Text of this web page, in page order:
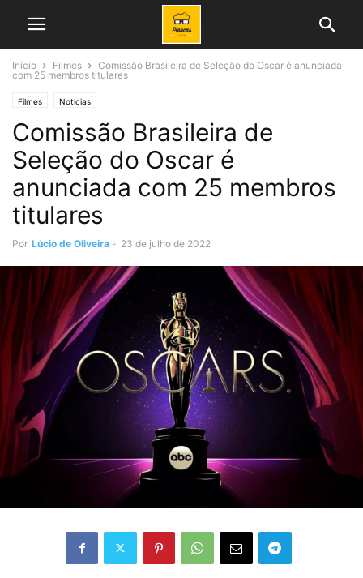
Início Filmes
Comissão Brasileira de Seleção do Oscar é anunciada
com 25 membros titulares
Filmes Noticias
Comissão Brasileira de
Seleção do Oscar é
anunciada com 25 membros
titulares
Por Lúcio de Oliveira - 23 de julho de 2022